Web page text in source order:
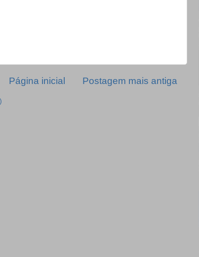
Postagem mais antiga
Página inicial